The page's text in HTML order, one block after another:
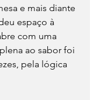
e mais diante
espaço à
com uma
ao sabor foi
pela lógica